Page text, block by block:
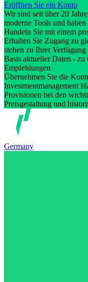
Eröffnen Sie ein Konto
Wir sind seit über 20
moderne Tools und
Handeln Sie mit einem
Erhalten Sie Zugang zu
stehen zu Ihrer
Basis aktueller Daten - zu
Empfehlungen
Übernehmen Sie die
Investmentmanagement
Provisionen bei den
Preisgestaltung und
Germany